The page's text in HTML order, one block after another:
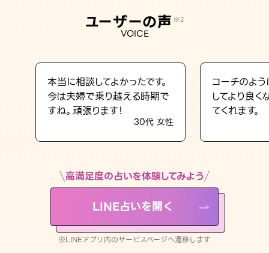
LINE占いを開く
※LINEアプリ内のサービスページへ遷移します
ユーザーの声 ※2
VOICE
本当に相談してよかったです。
今は夫婦で乗り越える時期で
すね。頑張ります！
30代 女性
コーチのよ
してより良
てくれます。
高満足度の占いを体験してみよう
LINE占いを開く
※LINEアプリ内のサービスページへ遷移します